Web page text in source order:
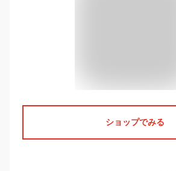
ショップでみる